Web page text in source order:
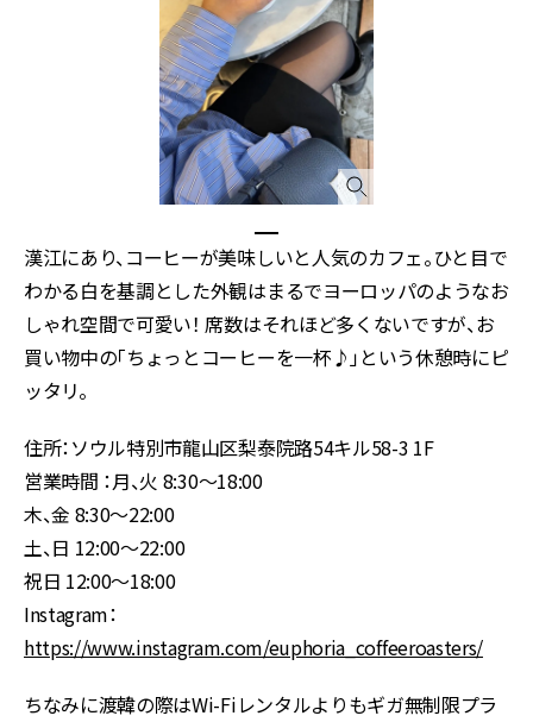
漢江にあり、コーヒーが美味しいと人気のカフェ。ひと目で
わかる白を基調とした外観はまるでヨーロッパのようなお
しゃれ空間で可愛い！ 席数はそれほど多くないですが、お
買い物中の「ちょっとコーヒーを一杯♪」という休憩時にピ
ッタリ。
住所：ソウル特別市龍山区梨泰院路54キル58-3 1F
営業時間 ：月、火 8:30〜18:00
木、金 8:30〜22:00
土、日 12:00〜22:00
祝日 12:00〜18:00
Instagram：
https://www.instagram.com/euphoria_coffeeroasters/
ちなみに渡韓の際はWi-Fiレンタルよりもギガ無制限プラ